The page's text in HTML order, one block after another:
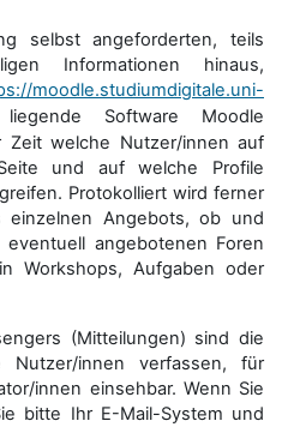
selbst angeforderten, teils
Informationen hinaus,
moodle.studiumdigitale.uni-
Software Moodle
Zeit welche Nutzer/innen auf
und auf welche Profile
Protokolliert wird ferner
Angebots, ob und
angebotenen Foren
Workshops, Aufgaben oder
(Mitteilungen) sind die
innen verfassen, für
innen einsehbar. Wenn Sie
bitte Ihr E-Mail-System und